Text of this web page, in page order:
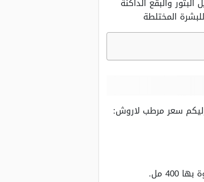
المختلطة
سعر مرطب لاروش: